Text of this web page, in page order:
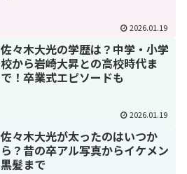
2026.01.19
佐々木大光の学歴は？中学・小学
校から岩崎大昇との高校時代ま
で！卒業式エピソードも
2026.01.19
佐々木大光が太ったのはいつか
ら？昔の卒アル写真からイケメン
黒髪まで